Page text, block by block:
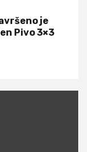
je
Pivo 3×3